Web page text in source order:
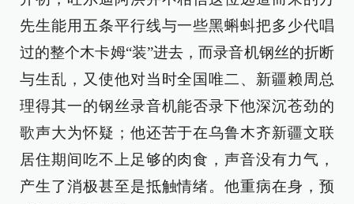
先生能用五条平行线与一些黑蝌蚪把多少代唱
过的整个木卡姆“装”进去，而录音机钢丝的折断
与生乱，又使他对当时全国唯二、新疆赖周总
理得其一的钢丝录音机能否录下他深沉苍劲的
歌声大为怀疑；他还苦于在乌鲁木齐新疆文联
居住期间吃不上足够的肉食，声音没有力气，
产生了消极甚至是抵触情绪。他重病在身，预